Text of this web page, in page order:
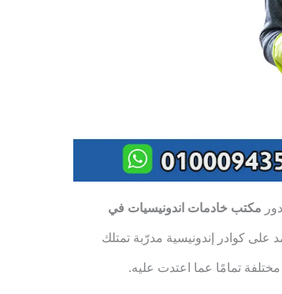
مكتب خادمات اندونيسيات في
على كوادر إندونيسية مدرّبة تمتلك
تمامًا عما اعتدت عليه.